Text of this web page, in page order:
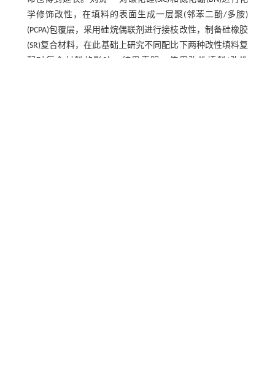
学修饰改性，在填料的表面生成一层聚(邻苯二酚/多胺)
(PCPA)包覆层，采用硅烷偶联剂进行接枝改性，制备硅橡胶
(SR)复合材料，在此基础上研究不同配比下两种改性填料复